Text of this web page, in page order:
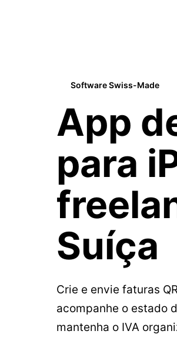
Software Swiss-Made
App
para
Suíça
Crie e envie faturas
acompanhe o estado
mantenha o IVA